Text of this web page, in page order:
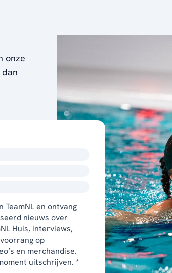
onze
TeamNL en ontvang
nieuws over
Huis, interviews,
op
en merchandise.
uitschrijven. *